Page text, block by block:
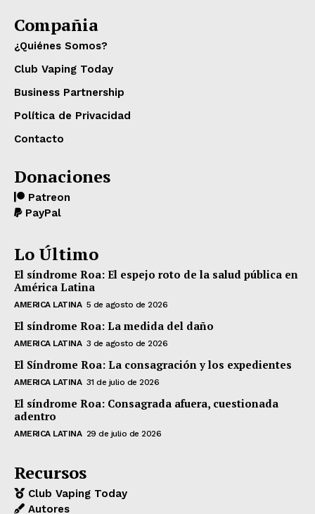
Compañia
¿Quiénes Somos?
Club Vaping Today
Business Partnership
Política de Privacidad
Contacto
Donaciones
Patreon
PayPal
Lo Último
El síndrome Roa: El espejo roto de la salud pública en
América Latina
AMERICA LATINA 5 de agosto de 2026
El síndrome Roa: La medida del daño
AMERICA LATINA 3 de agosto de 2026
El Síndrome Roa: La consagración y los expedientes
AMERICA LATINA 31 de julio de 2026
El síndrome Roa: Consagrada afuera, cuestionada
adentro
AMERICA LATINA 29 de julio de 2026
Recursos
Club Vaping Today
Autores